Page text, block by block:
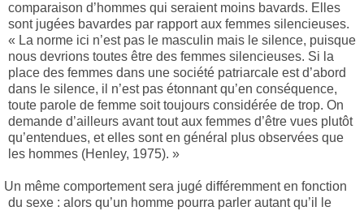
comparaison d’hommes qui seraient moins bavards. Elles
sont jugées bavardes par rapport aux femmes silencieuses.
« La norme ici n’est pas le masculin mais le silence, puisque
nous devrions toutes être des femmes silencieuses. Si la
place des femmes dans une société patriarcale est d’abord
dans le silence, il n’est pas étonnant qu’en conséquence,
toute parole de femme soit toujours considérée de trop. On
demande d’ailleurs avant tout aux femmes d’être vues plutôt
qu’entendues, et elles sont en général plus observées que
les hommes (Henley, 1975). »
Un même comportement sera jugé différemment en fonction
du sexe : alors qu’un homme pourra parler autant qu’il le